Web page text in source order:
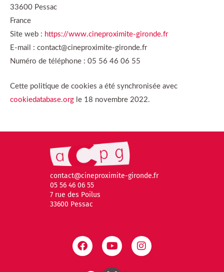
33600 Pessac
France
Site web : https://www.cineproximite-gironde.fr
E-mail : contact@cineproximite-gironde.fr
Numéro de téléphone : 05 56 46 06 55
Cette politique de cookies a été synchronisée avec
cookiedatabase.org le 18 novembre 2022.
contact@cineproximite-gironde.fr
05 56 46 06 55
7 rue des Poilus
33600 Pessac